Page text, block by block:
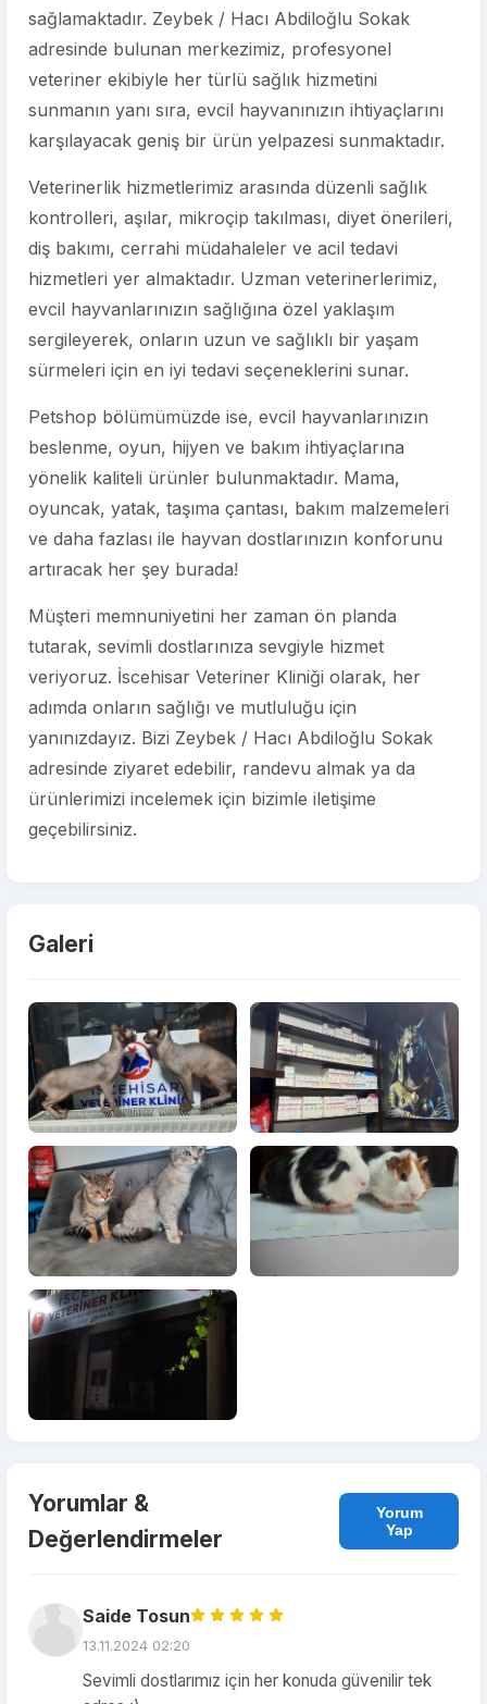
sağlamaktadır. Zeybek / Hacı Abdiloğlu Sokak
adresinde bulunan merkezimiz, profesyonel
veteriner ekibiyle her türlü sağlık hizmetini
sunmanın yanı sıra, evcil hayvanınızın ihtiyaçlarını
karşılayacak geniş bir ürün yelpazesi sunmaktadır.
Veterinerlik hizmetlerimiz arasında düzenli sağlık
kontrolleri, aşılar, mikroçip takılması, diyet önerileri,
diş bakımı, cerrahi müdahaleler ve acil tedavi
hizmetleri yer almaktadır. Uzman veterinerlerimiz,
evcil hayvanlarınızın sağlığına özel yaklaşım
sergileyerek, onların uzun ve sağlıklı bir yaşam
sürmeleri için en iyi tedavi seçeneklerini sunar.
Petshop bölümümüzde ise, evcil hayvanlarınızın
beslenme, oyun, hijyen ve bakım ihtiyaçlarına
yönelik kaliteli ürünler bulunmaktadır. Mama,
oyuncak, yatak, taşıma çantası, bakım malzemeleri
ve daha fazlası ile hayvan dostlarınızın konforunu
artıracak her şey burada!
Müşteri memnuniyetini her zaman ön planda
tutarak, sevimli dostlarınıza sevgiyle hizmet
veriyoruz. İscehisar Veteriner Kliniği olarak, her
adımda onların sağlığı ve mutluluğu için
yanınızdayız. Bizi Zeybek / Hacı Abdiloğlu Sokak
adresinde ziyaret edebilir, randevu almak ya da
ürünlerimizi incelemek için bizimle iletişime
geçebilirsiniz.
Galeri
Yorumlar &
Değerlendirmeler
Yorum
Yap
Saide Tosun
13.11.2024 02:20
Sevimli dostlarımız için her konuda güvenilir tek